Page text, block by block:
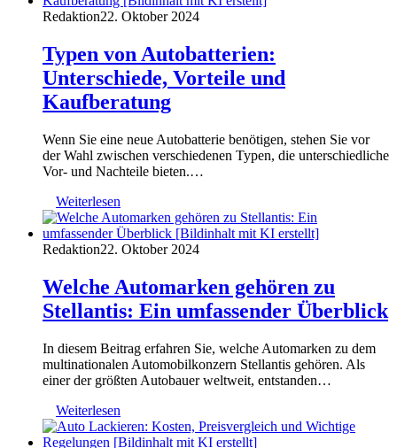
Redaktion22. Oktober 2024
Typen von Autobatterien:
Unterschiede, Vorteile und
Kaufberatung
Wenn Sie eine neue Autobatterie benötigen, stehen Sie vor
der Wahl zwischen verschiedenen Typen, die unterschiedliche
Vor- und Nachteile bieten.…
Weiterlesen
Redaktion22. Oktober 2024
Welche Automarken gehören zu
Stellantis: Ein umfassender Überblick
In diesem Beitrag erfahren Sie, welche Automarken zu dem
multinationalen Automobilkonzern Stellantis gehören. Als
einer der größten Autobauer weltweit, entstanden…
Weiterlesen